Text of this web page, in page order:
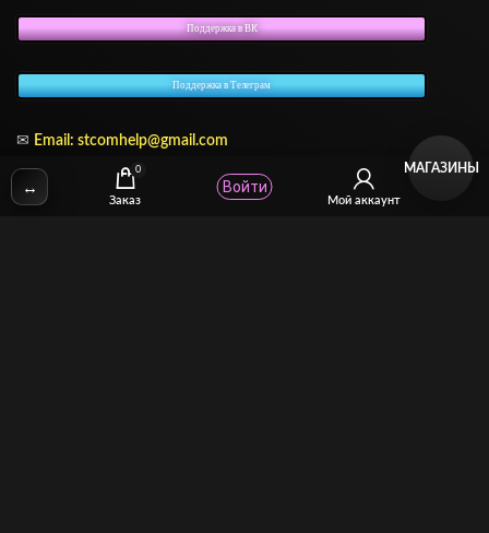
Поддержка в ВК
Поддержка в Телеграм
✉ Email: stcomhelp@gmail.com
↔
0
Заказ Мой аккаунт
Войти
МАГАЗИНЫ